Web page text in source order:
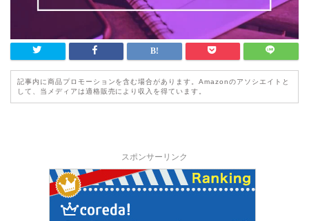
記事内に商品プロモーションを含む場合があります。Amazonのアソシエイトと
して、当メディアは適格販売により収入を得ています。
スポンサーリンク